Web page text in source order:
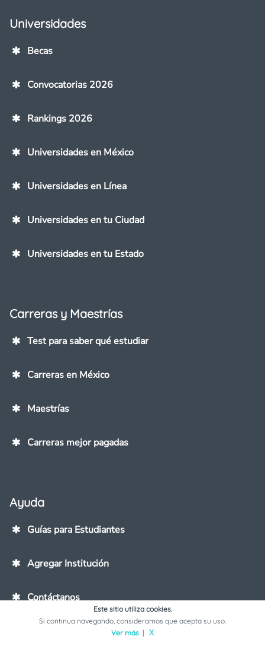
Universidades
Becas
Convocatorias 2026
Rankings 2026
Universidades en México
Universidades en Línea
Universidades en tu Ciudad
Universidades en tu Estado
Carreras y Maestrías
Test para saber qué estudiar
Carreras en México
Maestrías
Carreras mejor pagadas
Ayuda
Guías para Estudiantes
Agregar Institución
Contáctanos
Este sitio utiliza cookies.
Si continua navegando, consideramos que acepta su uso.
Ver más| X